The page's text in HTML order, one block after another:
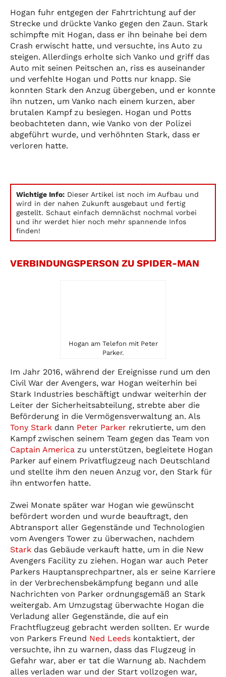
Hogan fuhr entgegen der Fahrtrichtung auf der
Strecke und drückte Vanko gegen den Zaun. Stark
schimpfte mit Hogan, dass er ihn beinahe bei dem
Crash erwischt hatte, und versuchte, ins Auto zu
steigen. Allerdings erholte sich Vanko und griff das
Auto mit seinen Peitschen an, riss es auseinander
und verfehlte Hogan und Potts nur knapp. Sie
konnten Stark den Anzug übergeben, und er konnte
ihn nutzen, um Vanko nach einem kurzen, aber
brutalen Kampf zu besiegen. Hogan und Potts
beobachteten dann, wie Vanko von der Polizei
abgeführt wurde, und verhöhnten Stark, dass er
verloren hatte.
Wichtige Info: Dieser Artikel ist noch im Aufbau und
wird in der nahen Zukunft ausgebaut und fertig
gestellt. Schaut einfach demnächst nochmal vorbei
und ihr werdet hier noch mehr spannende Infos
finden!
VERBINDUNGSPERSON ZU SPIDER-MAN
Hogan am Telefon mit Peter
Parker.
Im Jahr 2016, während der Ereignisse rund um den
Civil War der Avengers, war Hogan weiterhin bei
Stark Industries beschäftigt undwar weiterhin der
Leiter der Sicherheitsabteilung, strebte aber die
Beförderung in die Vermögensverwaltung an. Als
Tony Stark dann Peter Parker rekrutierte, um den
Kampf zwischen seinem Team gegen das Team von
Captain America zu unterstützen, begleitete Hogan
Parker auf einem Privatflugzeug nach Deutschland
und stellte ihm den neuen Anzug vor, den Stark für
ihn entworfen hatte.
Zwei Monate später war Hogan wie gewünscht
befördert worden und wurde beauftragt, den
Abtransport aller Gegenstände und Technologien
vom Avengers Tower zu überwachen, nachdem
Stark das Gebäude verkauft hatte, um in die New
Avengers Facility zu ziehen. Hogan war auch Peter
Parkers Hauptansprechpartner, als er seine Karriere
in der Verbrechensbekämpfung begann und alle
Nachrichten von Parker ordnungsgemäß an Stark
weitergab. Am Umzugstag überwachte Hogan die
Verladung aller Gegenstände, die auf ein
Frachtflugzeug gebracht werden sollten. Er wurde
von Parkers Freund Ned Leeds kontaktiert, der
versuchte, ihn zu warnen, dass das Flugzeug in
Gefahr war, aber er tat die Warnung ab. Nachdem
alles verladen war und der Start vollzogen war,